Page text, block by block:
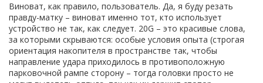
Виноват, как правило, пользователь. Да, я буду резать
правду-матку – виноват именно тот, кто использует
устройство не так, как следует. 20G – это красивые слова,
за которыми скрываются: особые условия опыта (строгая
ориентация накопителя в пространстве так, чтобы
направление удара приходилось в противоположную
парковочной рампе сторону – тогда головки просто не